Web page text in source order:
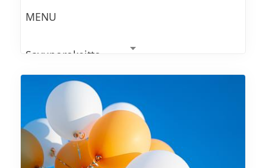
Pehmisbaari lisukkeineen
Kahvi/tee
MENU
Savuporokeitto
Pihvi / Päivän kala
Raparperiuunijäätelö